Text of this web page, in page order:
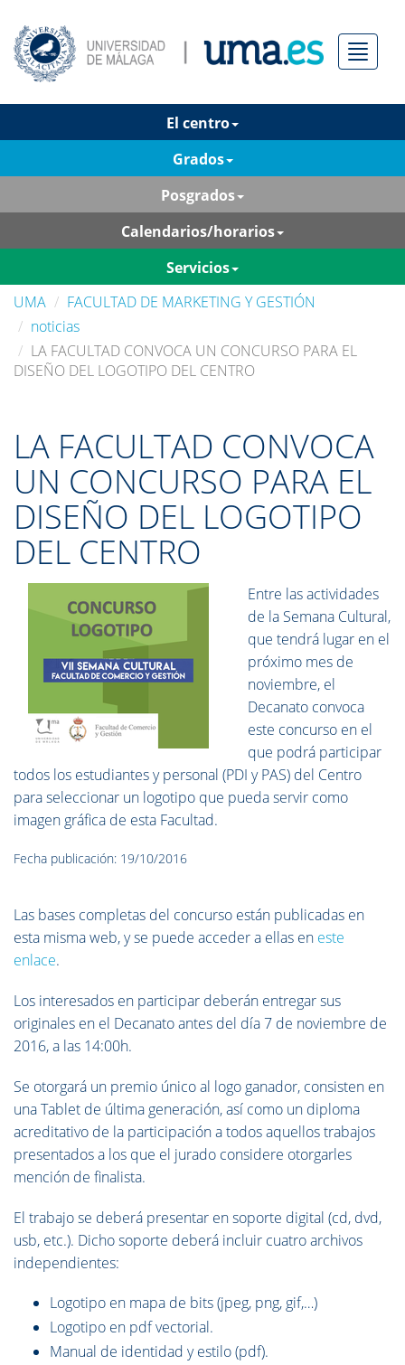
Menú
El centro
Grados
Posgrados
Calendarios/horarios
Servicios
UMA
FACULTAD DE MARKETING Y GESTIÓN
noticias
LA FACULTAD CONVOCA UN CONCURSO PARA EL
DISEÑO DEL LOGOTIPO DEL CENTRO
LA FACULTAD CONVOCA
UN CONCURSO PARA EL
DISEÑO DEL LOGOTIPO
DEL CENTRO
Entre las actividades
de la Semana Cultural,
que tendrá lugar en el
próximo mes de
noviembre, el
Decanato convoca
este concurso en el
que podrá participar
todos los estudiantes y personal (PDI y PAS) del Centro
para seleccionar un logotipo que pueda servir como
imagen gráfica de esta Facultad.
Fecha publicación: 19/10/2016
Las bases completas del concurso están publicadas en
esta misma web, y se puede acceder a ellas en este
enlace.
Los interesados en participar deberán entregar sus
originales en el Decanato antes del día 7 de noviembre de
2016, a las 14:00h.
Se otorgará un premio único al logo ganador, consisten en
una Tablet de última generación, así como un diploma
acreditativo de la participación a todos aquellos trabajos
presentados a los que el jurado considere otorgarles
mención de finalista.
El trabajo se deberá presentar en soporte digital (cd, dvd,
usb, etc.). Dicho soporte deberá incluir cuatro archivos
independientes:
Logotipo en mapa de bits (jpeg, png, gif,…)
Logotipo en pdf vectorial.
Manual de identidad y estilo (pdf).